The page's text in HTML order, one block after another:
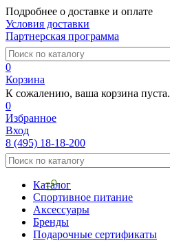
Подробнее о доставке и оплате
Условия доставки
Партнерская программа
0
Корзина
К сожалению, ваша корзина пуста.
0
Избранное
Вход
8 (495) 18-18-200
Каталог
Спортивное питание
Аксессуары
Бренды
Подарочные сертификаты